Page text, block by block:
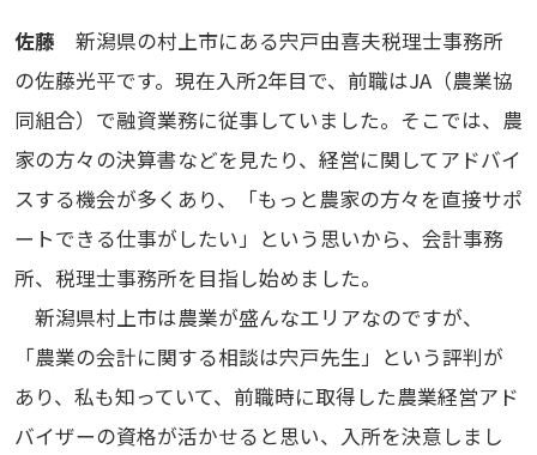
佐藤新潟県の村上市にある宍戸由喜夫税理士事務所
の佐藤光平です。現在入所2年目で、前職はJA（農業協
同組合）で融資業務に従事していました。そこでは、農
家の方々の決算書などを見たり、経営に関してアドバイ
スする機会が多くあり、「もっと農家の方々を直接サポ
ートできる仕事がしたい」という思いから、会計事務
所、税理士事務所を目指し始めました。
新潟県村上市は農業が盛んなエリアなのですが、
「農業の会計に関する相談は宍戸先生」という評判が
あり、私も知っていて、前職時に取得した農業経営アド
バイザーの資格が活かせると思い、入所を決意しまし